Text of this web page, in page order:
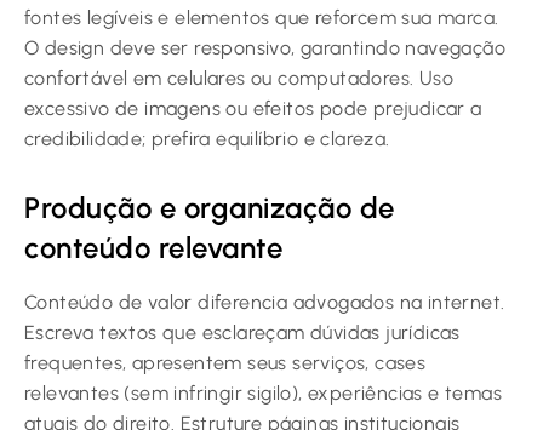
fontes legíveis e elementos que reforcem sua marca.
O design deve ser responsivo, garantindo navegação
confortável em celulares ou computadores. Uso
excessivo de imagens ou efeitos pode prejudicar a
credibilidade; prefira equilíbrio e clareza.
Produção e organização de
conteúdo relevante
Conteúdo de valor diferencia advogados na internet.
Escreva textos que esclareçam dúvidas jurídicas
frequentes, apresentem seus serviços, cases
relevantes (sem infringir sigilo), experiências e temas
atuais do direito. Estruture páginas institucionais